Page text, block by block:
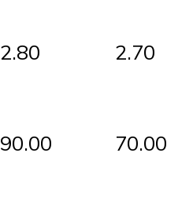
2.80 2.70
90.00 70.00